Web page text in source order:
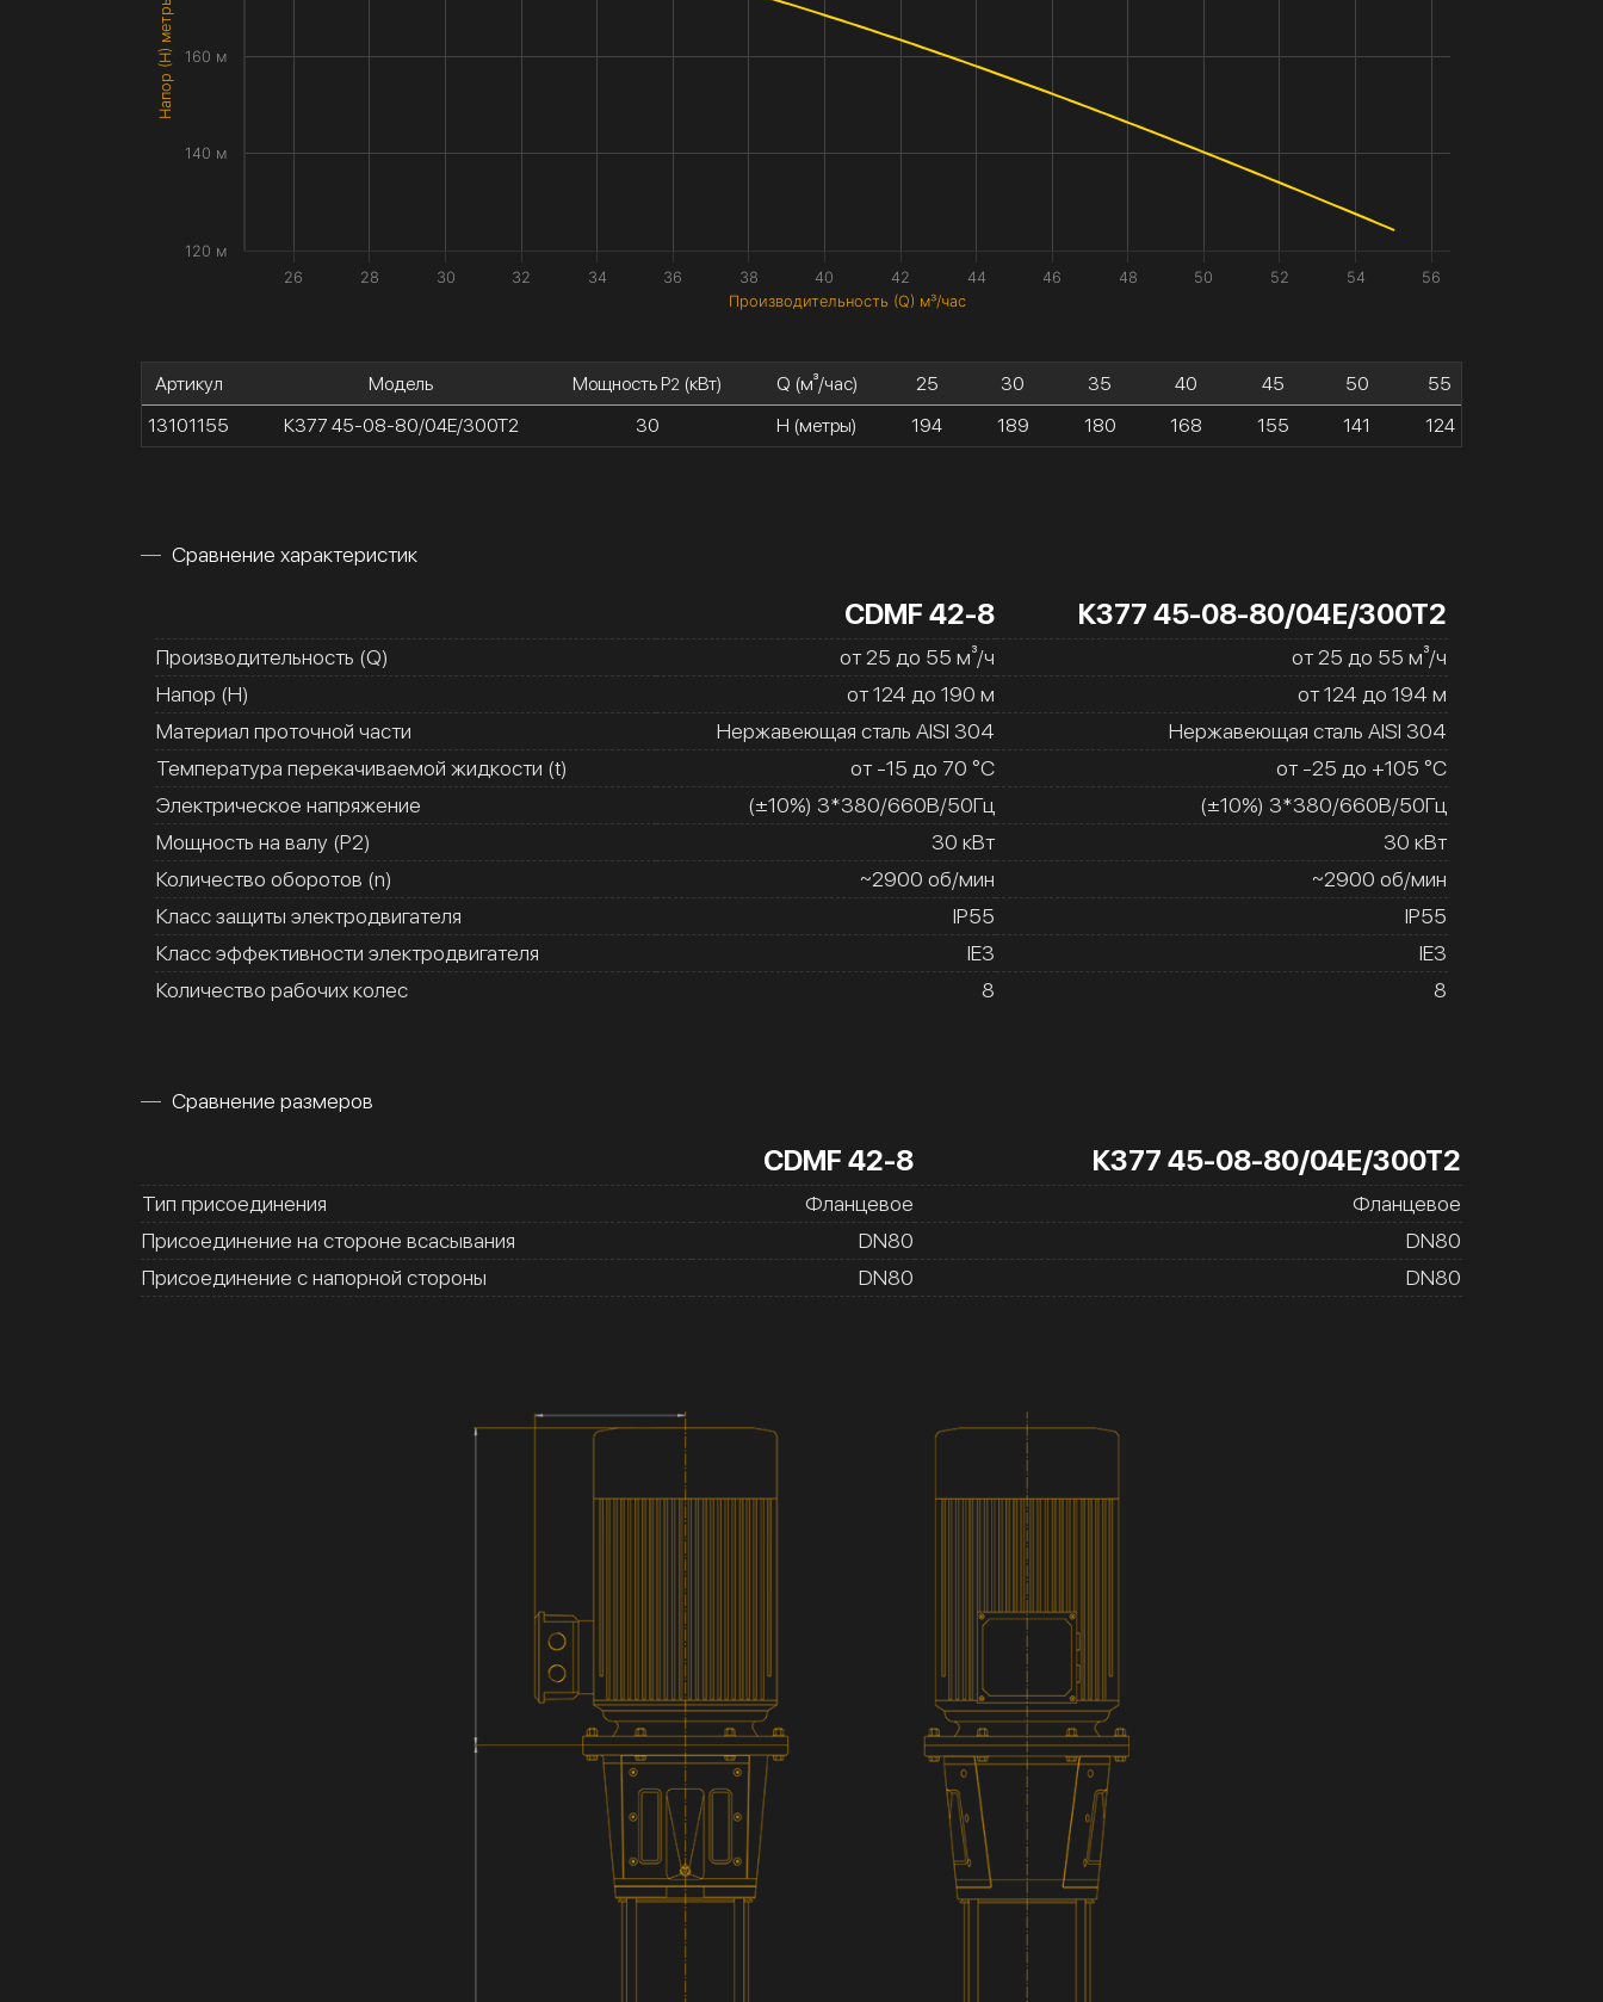
Производительность (Q) м³/час
Напор (H) метры
26 28 30 32 34 36 38 40 42 44 46 48 50 52 54 56
120 м
140 м
160 м
Артикул
13101155
Модель
К377 45-08-80/04Е/300Т2
Мощность P2 (кВт)
30
Q (м³/час)
H (метры)
25
194
30
189
35
180
40
168
45
155
50
141
55
124
Сравнение характеристик
CDMF 42-8 К377 45-08-80/04Е/300Т2
Производительность (Q) от 25 до 55 м³/ч
от 25 до 55 м³/ч
Напор (H)
от 124 до 190 м
от 124 до 194 м
Материал проточной части
Нержавеющая сталь AISI 304
Нержавеющая сталь AISI 304
Температура перекачиваемой жидкости (t)
от -15 до 70 °C
от -25 до +105 °C
Электрическое напряжение
(±10%) 3*380/660В/50Гц
(±10%) 3*380/660В/50Гц
Мощность на валу (Р2)
30 кВт
30 кВт
Количество оборотов (n)
~2900 об/мин
~2900 об/мин
Класс защиты электродвигателя
IP55
IP55
Класс эффективности электродвигателя
IE3
IE3
Количество рабочих колес
8 8
Сравнение размеров
CDMF 42-8 К377 45-08-80/04Е/300Т2
Тип присоединения Фланцевое
Фланцевое
Присоединение на стороне всасывания
DN80
DN80
Присоединение с напорной стороны
DN80 DN80